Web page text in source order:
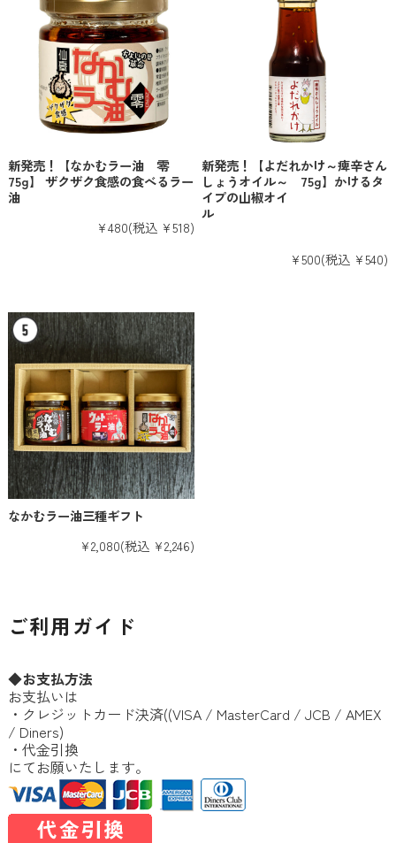
新発売！【なかむラー油 零
75g】 ザクザク食感の食べるラー
油
¥480(税込 ¥518)
新発売！【よだれかけ～痺辛さん
しょうオイル～ 75g】かけるタ
イプの山椒オイ
ル
¥500(税込 ¥540)
なかむラー油三種ギフト
¥2,080(税込 ¥2,246)
ご利用ガイド
◆お支払方法
お支払いは
・クレジットカード決済((VISA / MasterCard / JCB / AMEX
/ Diners)
・代金引換
にてお願いたします。